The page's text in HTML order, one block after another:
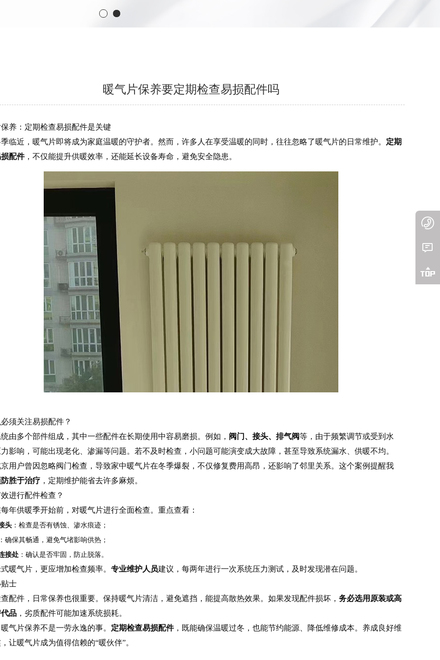
暖气片保养要定期检查易损配件吗
养：定期检查易损配件是关键
临近，暖气片即将成为家庭温暖的守护者。然而，许多人在享受温暖的同时，往往忽略了暖气片的日常维护。 定期
配件，不仅能提升供暖效率，还能延长设备寿命，避免安全隐患。
须关注易损配件？
由多个部件组成，其中一些配件在长期使用中容易磨损。例如， 阀门、接头、排气阀等，由于频繁调节或受到水
影响，可能出现老化、渗漏等问题。若不及时检查，小问题可能演变成大故障，甚至导致系统漏水、供暖不均。
用户曾因忽略阀门检查，导致家中暖气片在冬季爆裂，不仅修复费用高昂，还影响了邻里关系。这个案例提醒我
胜于治疗 ，定期维护能省去许多麻烦。
进行配件检查？
年供暖季开始前，对暖气片进行全面检查。重点查看：
头 ：检查是否有锈蚀、渗水痕迹；
：确保其畅通，避免气堵影响供热；
接处 ：确认是否牢固，防止脱落。
暖气片，更应增加检查频率。 专业维护人员建议，每两年进行一次系统压力测试，及时发现潜在问题。
士
配件，日常保养也很重要。保持暖气片清洁，避免遮挡，能提高散热效果。如果发现配件损坏， 务必选用原装或高
品 ，劣质配件可能加速系统损耗。
气片保养不是一劳永逸的事。 定期检查易损配件，既能确保温暖过冬，也能节约能源、降低维修成本。养成良好维
让暖气片成为值得信赖的“暖伙伴”。


